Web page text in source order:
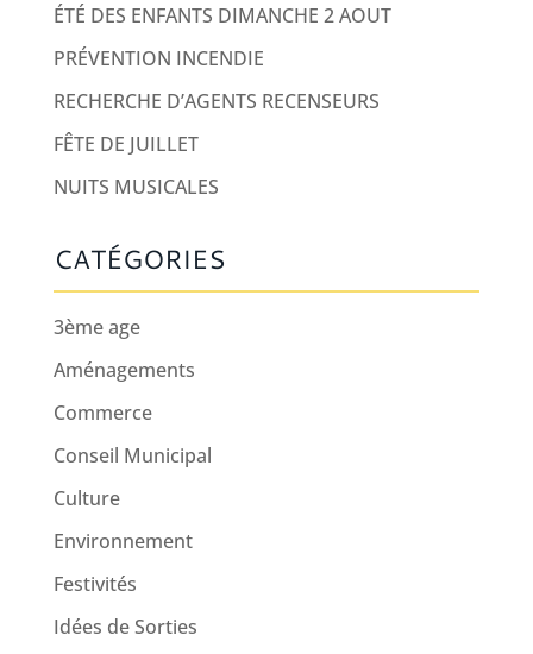
ÉTÉ DES ENFANTS DIMANCHE 2 AOUT
PRÉVENTION INCENDIE
RECHERCHE D’AGENTS RECENSEURS
FÊTE DE JUILLET
NUITS MUSICALES
CATÉGORIES
3ème age
Aménagements
Commerce
Conseil Municipal
Culture
Environnement
Festivités
Idées de Sorties